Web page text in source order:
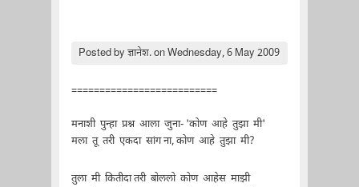
Posted byज्ञानेश.on Wednesday, 6 May 2009
==========================
मनाशी पुन्हा प्रश्न आला जुना- 'कोण आहे तुझा मी'
मला तू तरी एकदा सांग ना, कोण आहे तुझा मी?
तुला मी कितीदा तरी बोललो कोण आहेस माझी